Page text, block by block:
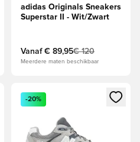
adidas Originals Sneakers
Superstar II - Wit/Zwart
Vanaf € 89,95€ 120
Meerdere maten beschikbaar
loggen of je aan te melden als
Opent een venster om in te
-20%